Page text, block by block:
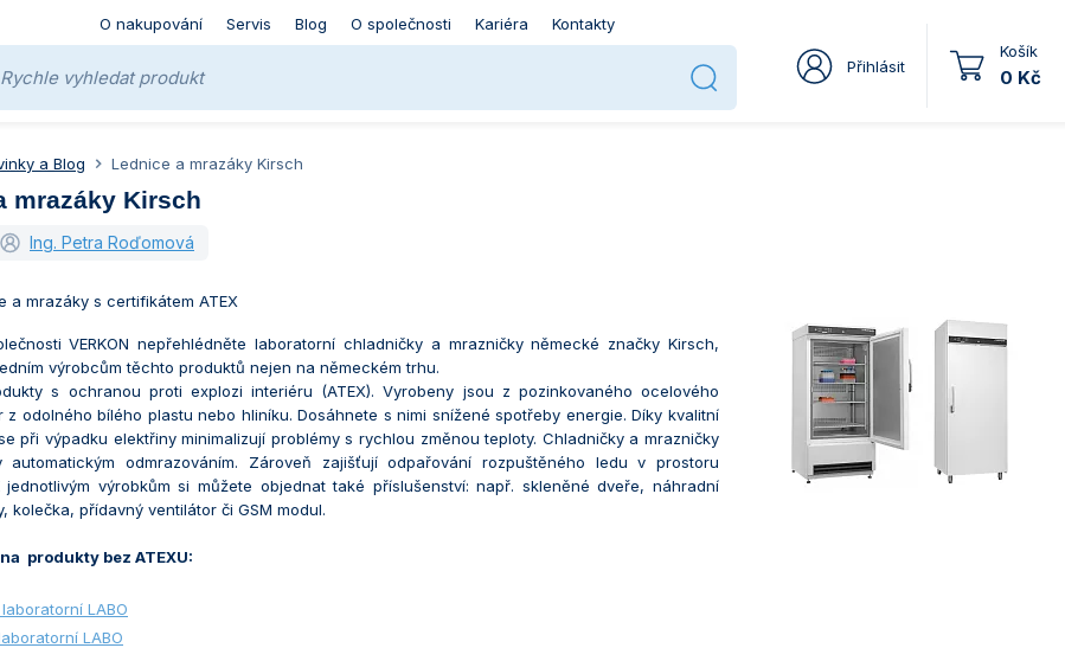
O nakupování Servis Blog O společnosti Kariéra Kontakty
Přihlásit
Košík
0 Kč
a Blog Lednice a mrazáky Kirsch
mrazáky Kirsch
Ing. Petra Roďomová
a mrazáky s certifikátem ATEX
VERKON nepřehlédněte laboratorní chladničky a mrazničky německé značky Kirsch,
výrobcům těchto produktů nejen na německém trhu.
s ochranou proti explozi interiéru (ATEX). Vyrobeny jsou z pozinkovaného ocelového
z odolného bílého plastu nebo hliníku. Dosáhnete s nimi snížené spotřeby energie. Díky kvalitní
při výpadku elektřiny minimalizují problémy s rychlou změnou teploty. Chladničky a mrazničky
automatickým odmrazováním. Zároveň zajišťují odpařování rozpuštěného ledu v prostoru
jednotlivým výrobkům si můžete objednat také příslušenství: např. skleněné dveře, náhradní
kolečka, přídavný ventilátor či GSM modul.
produkty bez ATEXU:
LABO
LABO